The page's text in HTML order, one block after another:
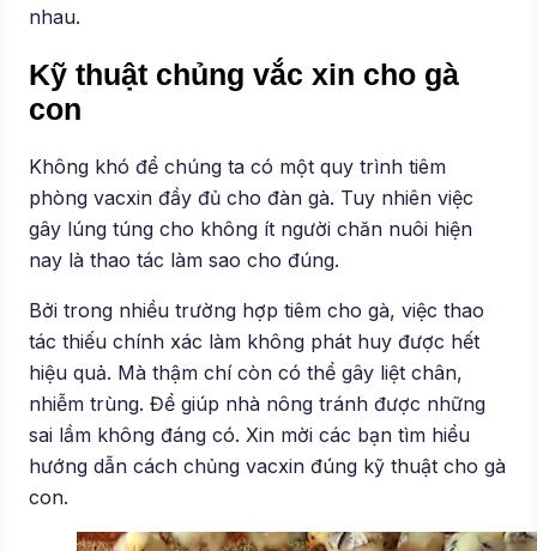
nhau.
Kỹ thuật chủng vắc xin cho gà
con
Không khó để chúng ta có một quy trình tiêm
phòng vacxin đầy đủ cho đàn gà. Tuy nhiên việc
gây lúng túng cho không ít người chăn nuôi hiện
nay là thao tác làm sao cho đúng.
Bởi trong nhiều trường hợp tiêm cho gà, việc thao
tác thiếu chính xác làm không phát huy được hết
hiệu quả. Mà thậm chí còn có thể gây liệt chân,
nhiễm trùng. Để giúp nhà nông tránh được những
sai lầm không đáng có. Xin mời các bạn tìm hiểu
hướng dẫn cách chủng vacxin đúng kỹ thuật cho gà
con.